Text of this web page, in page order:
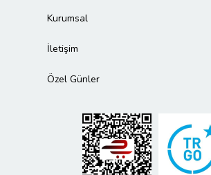
Kurumsal
İletişim
Özel Günler